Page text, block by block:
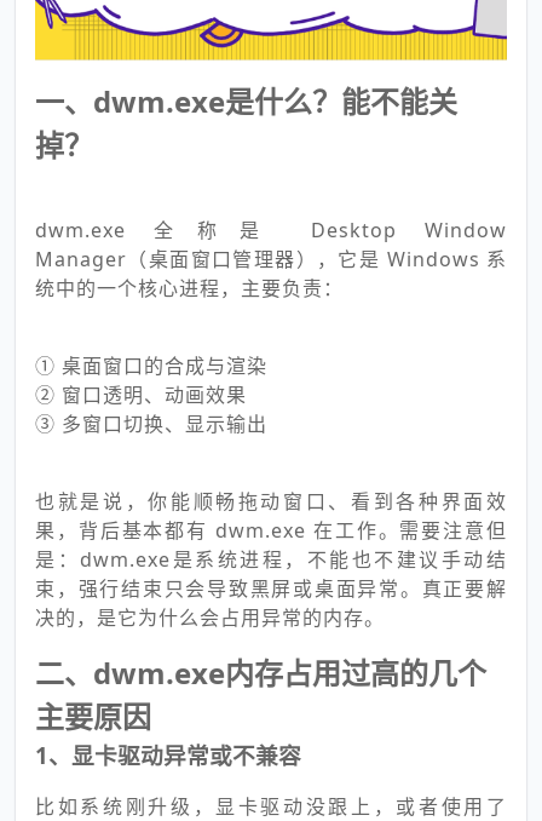
一、dwm.exe是什么？能不能关
掉？
dwm.exe 全称是 Desktop Window
Manager（桌面窗口管理器），它是 Windows 系
统中的一个核心进程，主要负责：
① 桌面窗口的合成与渲染
② 窗口透明、动画效果
③ 多窗口切换、显示输出
也就是说，你能顺畅拖动窗口、看到各种界面效
果，背后基本都有 dwm.exe 在工作。需要注意但
是：dwm.exe是系统进程，不能也不建议手动结
束，强行结束只会导致黑屏或桌面异常。真正要解
决的，是它为什么会占用异常的内存。
二、dwm.exe内存占用过高的几个
主要原因
1、显卡驱动异常或不兼容
比如系统刚升级，显卡驱动没跟上，或者使用了